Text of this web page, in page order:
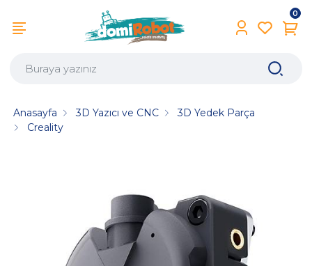
0
Anasayfa 3D Yazıcı ve CNC
3D Yedek Parça
Creality